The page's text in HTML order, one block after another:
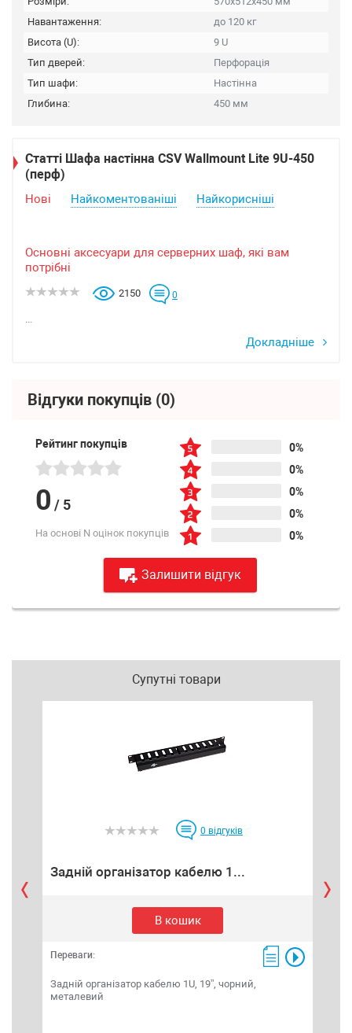
Навантаження:
до 120 кг
Висота (U):
9 U
Тип дверей:
Перфорація
Тип шафи:
Настінна
Глибина:
450 мм
Статті Шафа настінна CSV Wallmount Lite 9U-450
(перф)
Нові Найкоментованіші Найкорисніші
Основні аксесуари для серверних шаф, які вам
потрібні
2150 0
...
Докладніше
Відгуки покупців (0)
Рейтинг покупців
0 / 5
На основі N оцінок покупців
0%
0%
0%
0%
0%
Залишити відгук
Супутні товари
0 відгуків
Задній організатор кабелю 1...
В кошик
Переваги:
Задній організатор кабелю 1U, 19”, чорний,
металевий